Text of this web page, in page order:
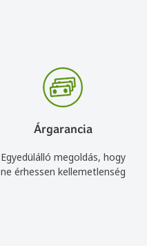
Árgarancia
Egyedülálló megoldás, hogy
ne érhessen kellemetlenség